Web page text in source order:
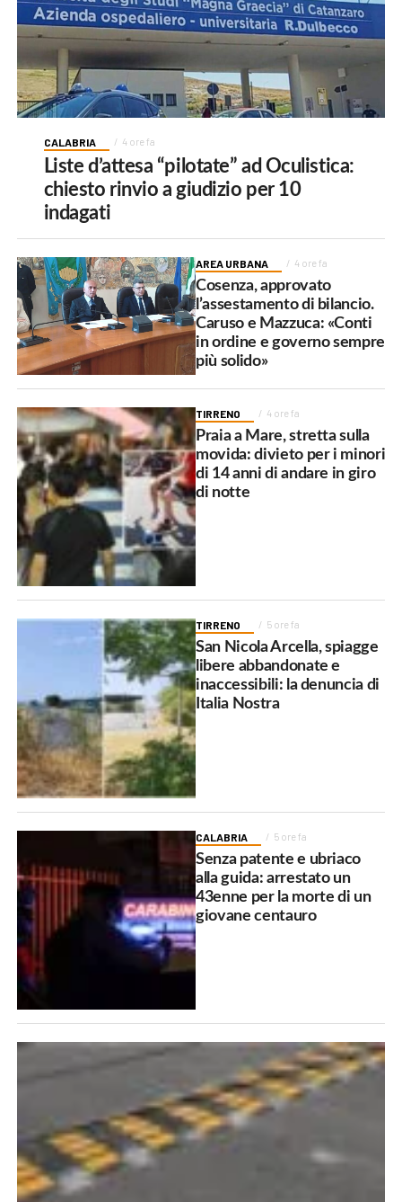
CALABRIA 4 ore fa
Liste d’attesa “pilotate” ad Oculistica:
chiesto rinvio a giudizio per 10
indagati
AREA URBANA 4 ore fa
Cosenza, approvato
l’assestamento di bilancio.
Caruso e Mazzuca: «Conti
in ordine e governo sempre
più solido»
TIRRENO 4 ore fa
Praia a Mare, stretta sulla
movida: divieto per i minori
di 14 anni di andare in giro
di notte
TIRRENO 5 ore fa
San Nicola Arcella, spiagge
libere abbandonate e
inaccessibili: la denuncia di
Italia Nostra
CALABRIA 5 ore fa
Senza patente e ubriaco
alla guida: arrestato un
43enne per la morte di un
giovane centauro